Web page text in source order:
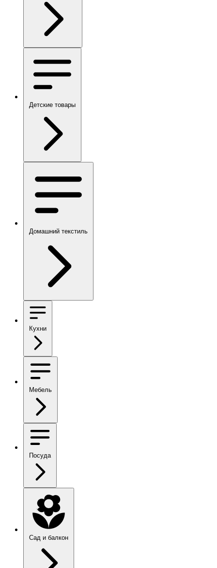
Детские товары
Домашний текстиль
Кухни
Мебель
Посуда
Сад и балкон